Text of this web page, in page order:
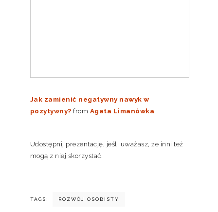
Jak zamienić negatywny nawyk w
pozytywny? from Agata Limanówka
Udostępnij prezentację, jeśli uważasz, że inni też
mogą z niej skorzystać.
TAGS: ROZWÓJ OSOBISTY